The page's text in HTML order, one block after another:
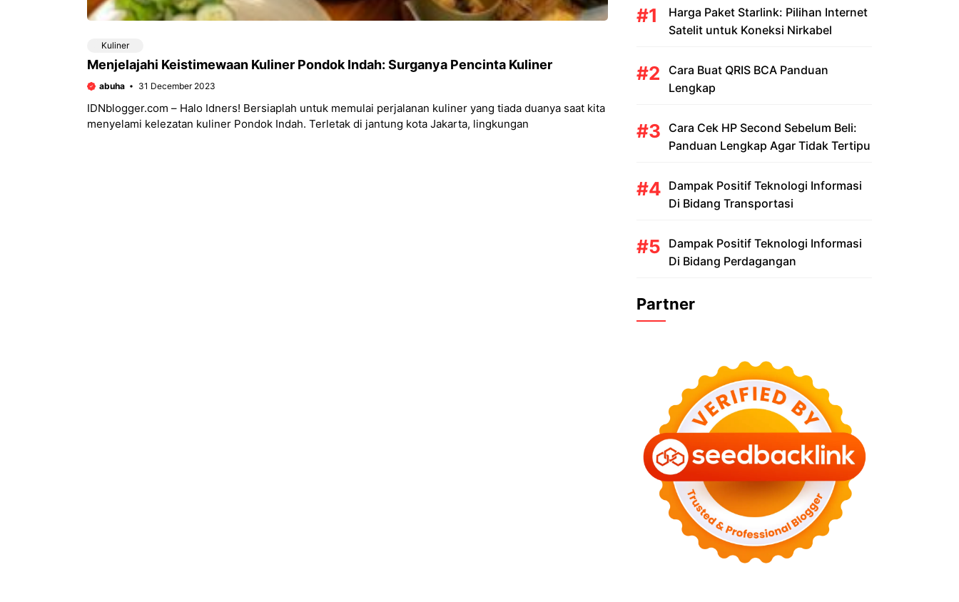
Kuliner
Menjelajahi Keistimewaan Kuliner Pondok Indah: Surganya Pencinta Kuliner
abuha 31 December 2023
IDNblogger.com – Halo Idners! Bersiaplah untuk memulai perjalanan kuliner yang tiada duanya saat kita
menyelami kelezatan kuliner Pondok Indah. Terletak di jantung kota Jakarta, lingkungan
Harga Paket Starlink: Pilihan Internet
Satelit untuk Koneksi Nirkabel
Cara Buat QRIS BCA Panduan
Lengkap
Cara Cek HP Second Sebelum Beli:
Panduan Lengkap Agar Tidak Tertipu
Dampak Positif Teknologi Informasi
Di Bidang Transportasi
Dampak Positif Teknologi Informasi
Di Bidang Perdagangan
Partner